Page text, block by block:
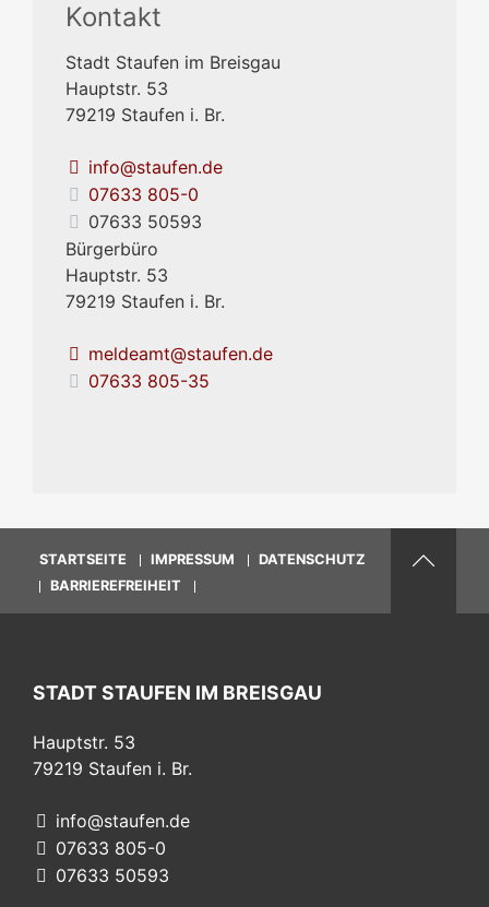
Kontakt
Stadt Staufen im Breisgau
Hauptstr. 53
79219 Staufen i. Br.
info@staufen.de
07633 805-0
07633 50593
Bürgerbüro
Hauptstr. 53
79219 Staufen i. Br.
meldeamt@staufen.de
07633 805-35
STARTSEITE IMPRESSUM
DATENSCHUTZ
BARRIEREFREIHEIT
STADT STAUFEN IM BREISGAU
Hauptstr. 53
79219 Staufen i. Br.
info@staufen.de
07633 805-0
07633 50593